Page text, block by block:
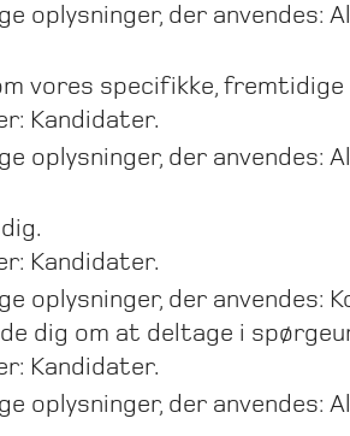
oplysninger, der anvendes:
vores specifikke,
Kandidater.
oplysninger, der anvendes:
Kandidater.
oplysninger, der anvendes:
dig om at deltage i
Kandidater.
oplysninger, der anvendes: